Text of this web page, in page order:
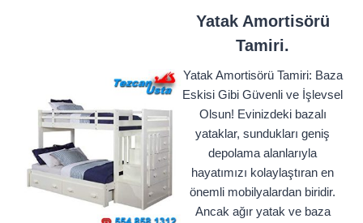
Yatak Amortisörü
Tamiri.
Yatak Amortisörü Tamiri: Baza
Eskisi Gibi Güvenli ve İşlevsel
Olsun! Evinizdeki bazalı
yataklar, sundukları geniş
depolama alanlarıyla
hayatımızı kolaylaştıran en
önemli mobilyalardan biridir.
Ancak ağır yatak ve baza